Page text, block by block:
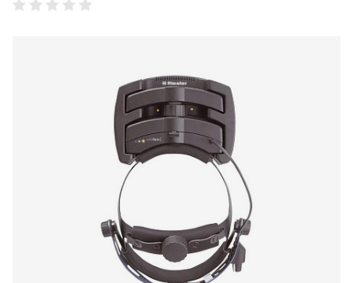
политикой конфиденциальности